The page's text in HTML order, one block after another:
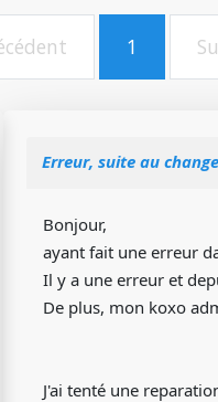
1
Erreur, suite au
Bonjour,
ayant fait une erreur
Il y a une erreur et
De plus, mon koxo
J'ai tenté une